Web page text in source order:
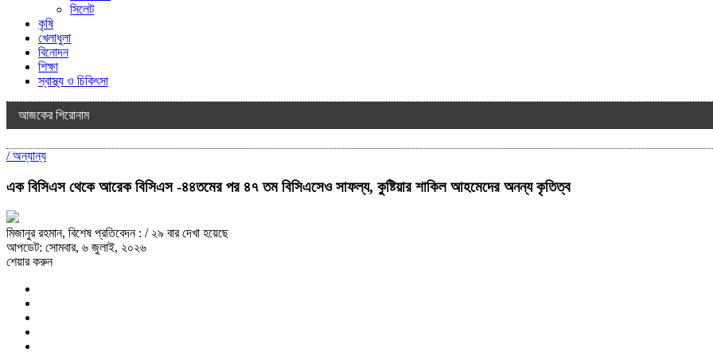
সিলেট
কৃষি
খেলাধুলা
বিনোদন
শিক্ষা
স্বাস্থ্য ও চিকিৎসা
আজকের শিরোনাম
/অন্যান্য
এক বিসিএস থেকে আরেক বিসিএস -৪৪তমের পর ৪৭ তম বিসিএসেও সাফল্য, কুষ্টিয়ার শাকিল আহমেদের অনন্য কৃতিত্ব
মিজানুর রহমান, বিশেষ প্রতিবেদন : / ২৯ বার দেখা হয়েছে
আপডেট: সোমবার, ৬ জুলাই, ২০২৬
শেয়ার করুন